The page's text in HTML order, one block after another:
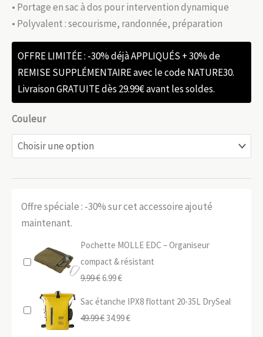
• Portage en sac à dos pour intervention dynamique
• Polyvalent : secourisme, randonnée, préparation
OFFRE LIMITÉE : -30% déjà APPLIQUÉS + 30% de
REMISE SUPPLÉMENTAIRE avec le code NATURE30.
Livraison GRATUITE dès 29.99€ avant les soldes.
Couleur
Offre spéciale : -30% sur cet accessoire ajouté
maintenant.
Pochette MOLLE EDC – Organiseur
compact & résistant
9.99€Le
6.99€Le
Sac étanche IPX8 flottant 20-35L DrySeal
49.99€Le
34.99€Le